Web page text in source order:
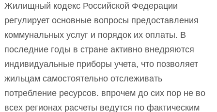
Жилищный кодекс Российской Федерации
регулирует основные вопросы предоставления
коммунальных услуг и порядок их оплаты. В
последние годы в стране активно внедряются
индивидуальные приборы учета, что позволяет
жильцам самостоятельно отслеживать
потребление ресурсов. впрочем до сих пор не во
всех регионах расчеты ведутся по фактическим